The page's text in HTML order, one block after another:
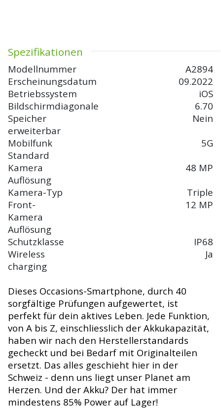
Spezifikationen
Modellnummer
A2894
Erscheinungsdatum
09.2022
Betriebssystem
iOS
Bildschirmdiagonale
6.70
Speicher
erweiterbar
Nein
Mobilfunk
Standard
5G
Kamera
Auflösung
48 MP
Kamera-Typ
Triple
Front-
Kamera
Auflösung
12 MP
Schutzklasse
IP68
Wireless
charging
Ja
Dieses Occasions-Smartphone, durch 40
sorgfältige Prüfungen aufgewertet, ist
perfekt für dein aktives Leben. Jede Funktion,
von A bis Z, einschliesslich der Akkukapazität,
haben wir nach den Herstellerstandards
gecheckt und bei Bedarf mit Originalteilen
ersetzt. Das alles geschieht hier in der
Schweiz - denn uns liegt unser Planet am
Herzen. Und der Akku? Der hat immer
mindestens 85% Power auf Lager!